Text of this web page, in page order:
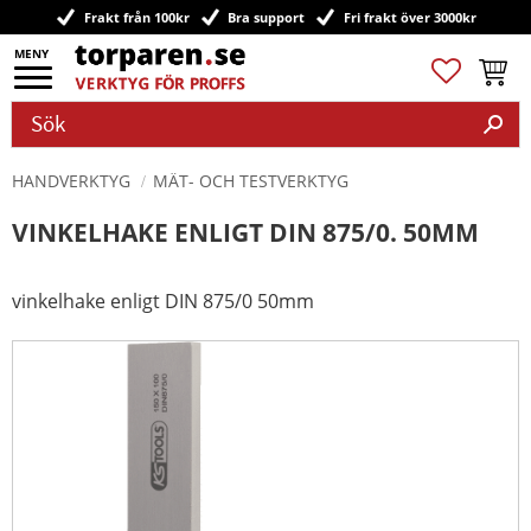
Meny
Frakt från 100kr Bra support Fri frakt över 3000kr
Favoriter
HANDVERKTYG MÄT- OCH TESTVERKTYG
VINKELHAKE ENLIGT DIN 875/0. 50MM
vinkelhake enligt DIN 875/0 50mm